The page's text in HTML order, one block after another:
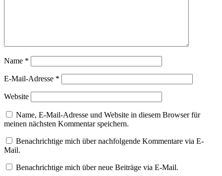
Name *
E-Mail-Adresse *
Website
Name, E-Mail-Adresse und Website in diesem Browser für
meinen nächsten Kommentar speichern.
Benachrichtige mich über nachfolgende Kommentare via E-
Mail.
Benachrichtige mich über neue Beiträge via E-Mail.